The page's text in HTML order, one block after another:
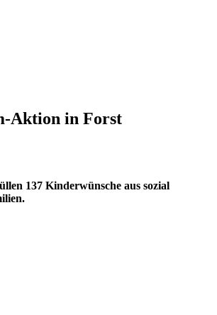
Aktion in Forst
137 Kinderwünsche aus sozial